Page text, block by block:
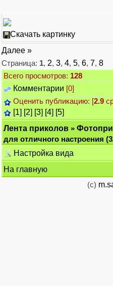
Скачать картинку
Далее »
Страница: 1, 2, 3, 4, 5, 6, 7, 8
Всего просмотров: 128
Комментарии [0]
Оценить публикацию: [2.9
[1] [2] [3] [4] [5]
Лента приколов »
для отличного настроения
Настройка вида
На главную
(c)